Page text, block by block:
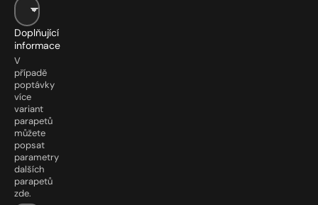
Doplňující
informace
V
případě
poptávky
více
variant
parapetů
můžete
popsat
parametry
dalších
parapetů
zde.